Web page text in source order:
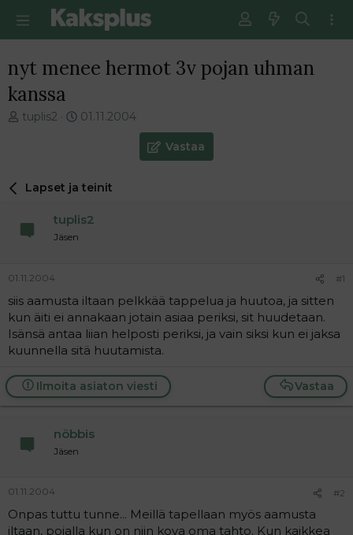
nyt menee hermot 3v pojan uhman
kanssa
V
e
t
n
a
o
i
t
a
j
tuplis2
E
m
i
s
t
i
01.11.2004
Vastaa
Lapset ja teinit
tuplis2
Jäsen
01.11.2004 #1
siis aamusta iltaan pelkkää tappelua ja huutoa, ja sitten
kun äiti ei annakaan jotain asiaa periksi, sit huudetaan.
Isänsä antaa liian helposti periksi, ja vain siksi kun ei jaksa
kuunnella sitä huutamista.
Vastaa
Ilmoita asiaton viesti
nöbbis
Jäsen
01.11.2004 #2
Onpas tuttu tunne... Meillä tapellaan myös aamusta
iltaan, pojalla kun on niin kova oma tahto. Kun kaikkea